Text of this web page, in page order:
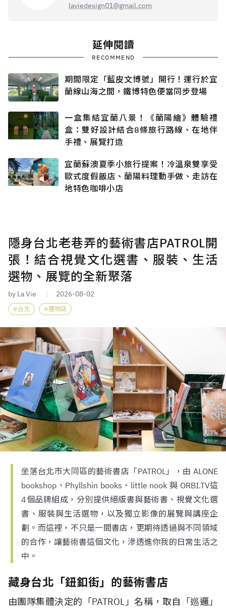
laviedesign01@gmail.com
延伸閱讀
RECOMMEND
期間限定「藍皮文博號」開行！運行於宜
蘭線山海之間，鐵博特色便當同步登場
一盒集結宜蘭八景！《蘭陽繪》體驗禮
盒：雙好設計結合8條旅行路線、在地伴
手禮、展覽打造
宜蘭蘇澳夏季小旅行提案！冷溫泉雙享受
歐式度假飯店、蘭陽料理動手做、走訪在
地特色咖啡小店
隱身台北老巷弄的藝術書店PATROL開
張！結合視覺文化選書、服裝、生活
選物、展覽的全新聚落
by La Vie 2026-08-02
台北 選物店
坐落台北市大同區的藝術書店「PATROL」，由 ALONE
bookshop、Phyllshin books、little nook 與 ORBI.TV這
4個品牌組成，分別提供絕版書與藝術書、視覺文化選
書、服裝與生活選物，以及獨立影像的展覽與講座企
劃。而這裡，不只是一間書店，更期待透過與不同領域
的合作，讓藝術書這個文化，滲透進你我的日常生活之
中。
藏身台北「鈕釦街」的藝術書店
由團隊集體決定的「PATROL」名稱，取自「巡邏」